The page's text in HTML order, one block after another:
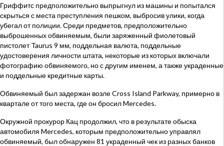
Гриффитс предположительно выпрыгнул из машины и попытался
скрыться с места преступления пешком, выбросив улики, когда
убегал от полиции. Среди предметов, предположительно
выброшенных обвиняемым, были заряженный фиолетовый
пистолет Taurus 9 мм, поддельная валюта, поддельные
удостоверения личности штата, некоторые из которых включали
фотографию обвиняемого, но с другим именем, а также украденные
и поддельные кредитные карты.
Обвиняемый был задержан возле Cross Island Parkway, примерно в
квартале от того места, где он бросил Mercedes.
Окружной прокурор Кац продолжил, что в результате обыска
автомобиля Mercedes, которым предположительно управлял
обвиняемый, был обнаружен 81 украденный чек из разных банков